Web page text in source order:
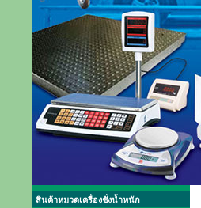
สินค้าหมวดเครื่องชั่งน้ำหนัก